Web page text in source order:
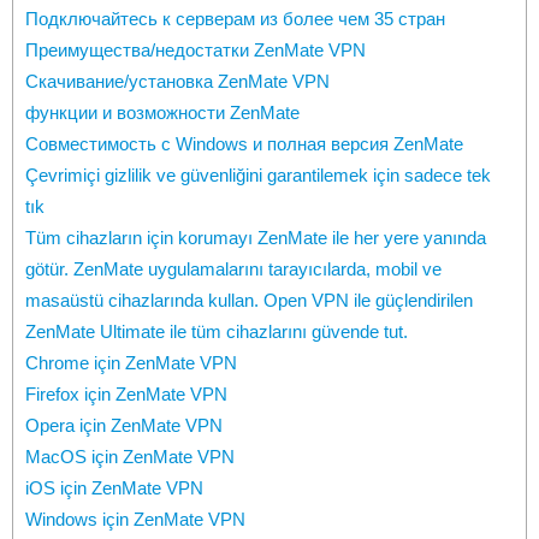
Подключайтесь к серверам из более чем 35 стран
Преимущества/недостатки ZenMate VPN
Скачивание/установка ZenMate VPN
функции и возможности ZenMate
Совместимость с Windows и полная версия ZenMate
Çevrimiçi gizlilik ve güvenliğini garantilemek için sadece tek
tık
Tüm cihazların için korumayı ZenMate ile her yere yanında
götür. ZenMate uygulamalarını tarayıcılarda, mobil ve
masaüstü cihazlarında kullan. Open VPN ile güçlendirilen
ZenMate Ultimate ile tüm cihazlarını güvende tut.
Chrome için ZenMate VPN
Firefox için ZenMate VPN
Opera için ZenMate VPN
MacOS için ZenMate VPN
iOS için ZenMate VPN
Windows için ZenMate VPN